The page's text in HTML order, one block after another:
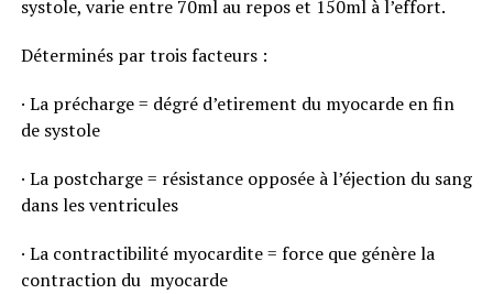
systole, varie entre 70ml au repos et 150ml à l’effort.
Déterminés par trois facteurs :
· La précharge = dégré d’etirement du myocarde en fin
de systole
· La postcharge = résistance opposée à l’éjection du sang
dans les ventricules
· La contractibilité myocardite = force que génère la
contraction du myocarde